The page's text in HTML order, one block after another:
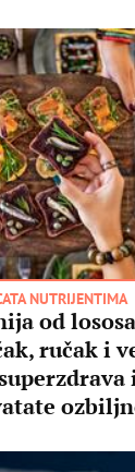
NUTRIJENTIMA
od
ručak i